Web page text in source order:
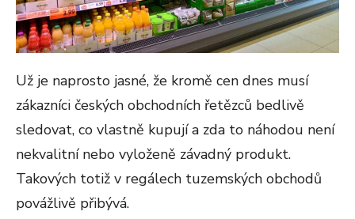
Už je naprosto jasné, že kromě cen dnes musí
zákazníci českých obchodních řetězců bedlivě
sledovat, co vlastně kupují a zda to náhodou není
nekvalitní nebo vyloženě závadný produkt.
Takových totiž v regálech tuzemských obchodů
povážlivě přibývá.